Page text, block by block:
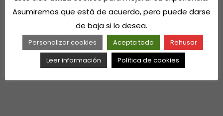
Asumiremos que está de acuerdo, pero puede darse
de baja si lo desea.
Personalizar cookies Acepta todo
Rehusar
Leer información
Política de cookies